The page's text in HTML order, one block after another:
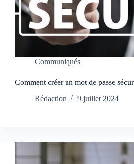
Communiqués
Comment créer un mot de passe
Rédaction
9 juillet 2024